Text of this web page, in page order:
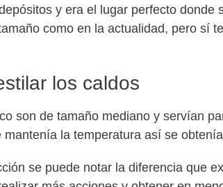
y era el lugar perfecto
como en la actualidad, pero sí
los caldos
son de tamaño mediano y servían
la temperatura así se
se puede notar la diferencia que